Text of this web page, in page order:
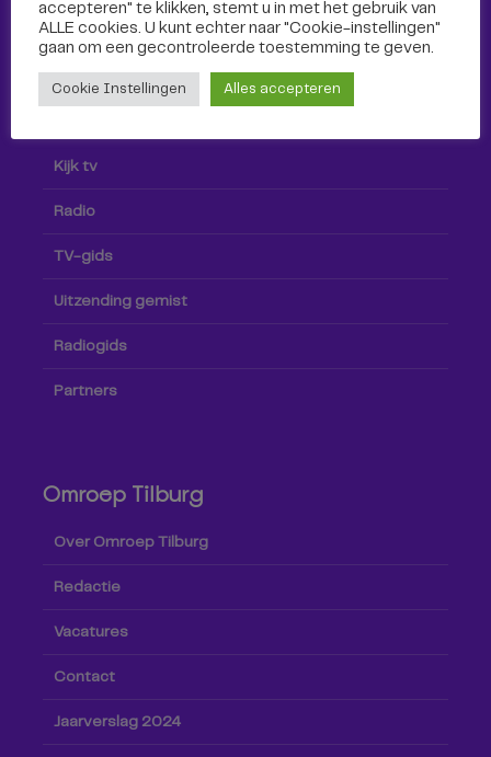
Kijk tv
Radio
TV-gids
Uitzending gemist
Radiogids
Partners
Omroep Tilburg
Over Omroep Tilburg
Redactie
Vacatures
Contact
Jaarverslag 2024
accepteren" te klikken, stemt u in met het gebruik van
ALLE cookies. U kunt echter naar "Cookie-instellingen"
gaan om een ​​gecontroleerde toestemming te geven.
Cookie Instellingen Alles accepteren